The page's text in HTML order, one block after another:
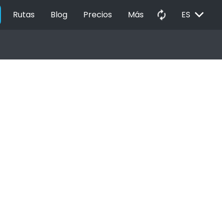
Rutas Blog Precios Más autorenew ES EXPAND_MORE